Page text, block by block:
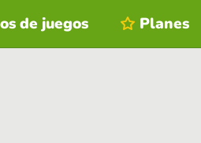
de juegos Planes